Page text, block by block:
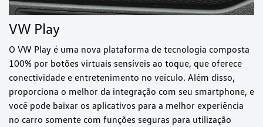
VW Play
O VW Play é uma nova plataforma de tecnologia composta
100% por botões virtuais sensíveis ao toque, que oferece
conectividade e entretenimento no veículo. Além disso,
proporciona o melhor da integração com seu smartphone, e
você pode baixar os aplicativos para a melhor experiência
no carro somente com funções seguras para utilização